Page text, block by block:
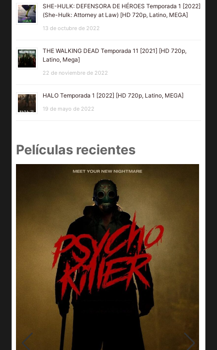
SHE-HULK: DEFENSORA DE HÉROES Temporada 1 [2022]
(She-Hulk: Attorney at Law) [HD 720p, Latino, MEGA]
13 de octubre de 2022
THE WALKING DEAD Temporada 11 [2021] [HD 720p,
Latino, Mega]
22 de noviembre de 2022
HALO Temporada 1 [2022] [HD 720p, Latino, MEGA]
19 de mayo de 2022
Películas recientes